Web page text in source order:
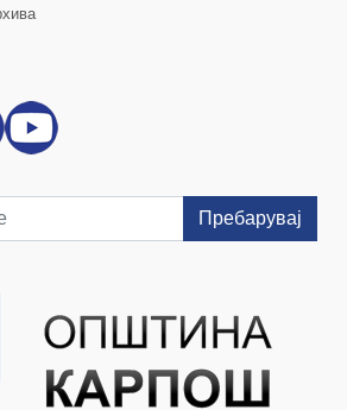
Пребарувај